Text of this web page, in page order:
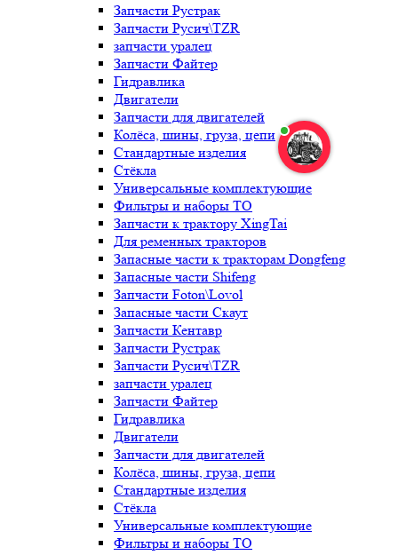
Запчасти Рустрак
Запчасти Русич\TZR
запчасти уралец
Запчасти Файтер
Гидравлика
Двигатели
Запчасти для двигателей
Колёса, шины, груза, цепи
Стандартные изделия
Стёкла
Универсальные комплектующие
Фильтры и наборы ТО
Запчасти к трактору XingTai
Для ременных тракторов
Запасные части к тракторам Dongfeng
Запасные части Shifeng
Запчасти Foton\Lovol
Запасные части Скаут
Запчасти Кентавр
Запчасти Рустрак
Запчасти Русич\TZR
запчасти уралец
Запчасти Файтер
Гидравлика
Двигатели
Запчасти для двигателей
Колёса, шины, груза, цепи
Стандартные изделия
Стёкла
Универсальные комплектующие
Фильтры и наборы ТО